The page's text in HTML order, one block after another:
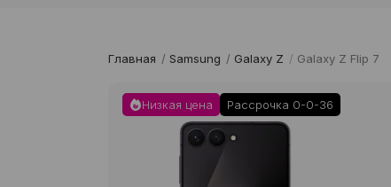
Главная / Samsung / Galaxy Z / Galaxy Z Flip 7
Низкая цена Рассрочка 0-0-36